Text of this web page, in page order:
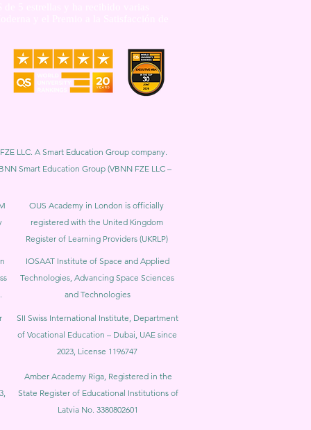
LLC. A Smart Education Group company.
Smart Education Group (VBNN FZE LLC –
OUS Academy in London is officially
registered with the United Kingdom
Register of Learning Providers (UKRLP)
IOSAAT Institute of Space and Applied
Technologies, Advancing Space Sciences
and Technologies
SII Swiss International Institute, Department
of Vocational Education – Dubai, UAE since
2023, License 1196747
Amber Academy Riga, Registered in the
State Register of Educational Institutions of
Latvia No. 3380802601